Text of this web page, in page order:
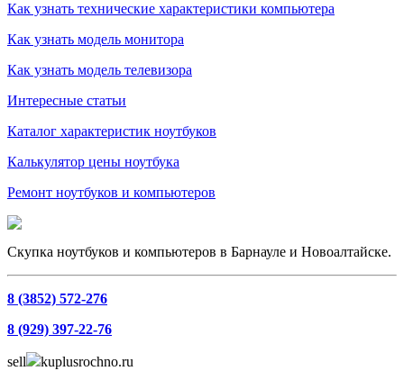
Как узнать технические характеристики компьютера
Как узнать модель монитора
Как узнать модель телевизора
Интересные статьи
Каталог характеристик ноутбуков
Калькулятор цены ноутбука
Ремонт ноутбуков и компьютеров
Скупка ноутбуков и компьютеров в Барнауле и Новоалтайске.
8 (3852) 572-276
8 (929) 397-22-76
sell kuplusrochno.ru